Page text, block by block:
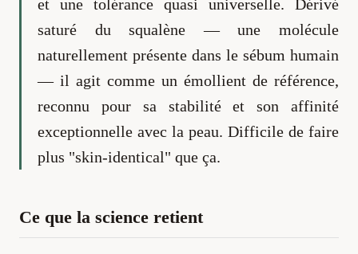
et une tolérance quasi universelle. Dérivé
saturé du squalène — une molécule
naturellement présente dans le sébum humain
— il agit comme un émollient de référence,
reconnu pour sa stabilité et son affinité
exceptionnelle avec la peau. Difficile de faire
plus "skin-identical" que ça.
Ce que la science retient